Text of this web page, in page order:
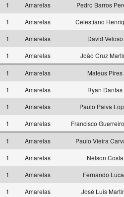
1 Amarelas
Pedro Barros
1 Amarelas
Celestiano
1 Amarelas
David Veloso
1 Amarelas João Cruz
1 Amarelas
Mateus Pires
1 Amarelas
Ryan Dantas
1 Amarelas
Paulo Paiva
1 Amarelas Francisco
1 Amarelas
Paulo Vieira
1 Amarelas
Nelson Costa
1 Amarelas
Fernando
1 Amarelas José Luis